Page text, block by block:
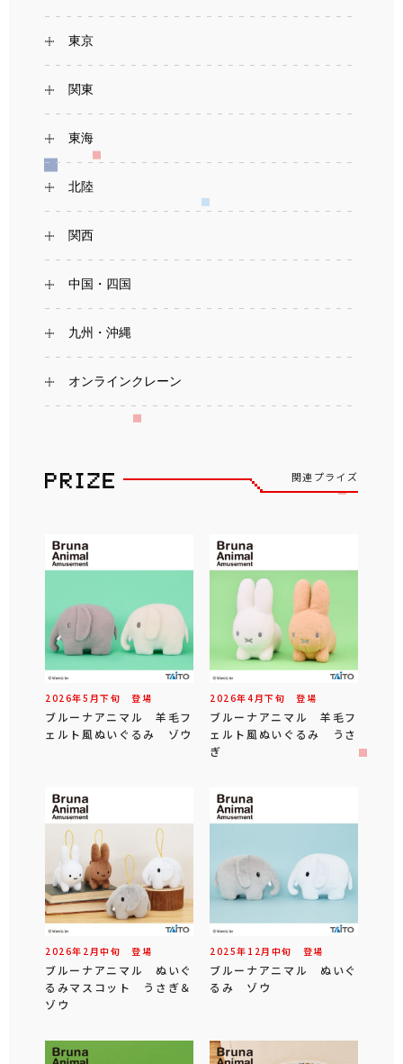
東京
関東
東海
北陸
関西
中国・四国
九州・沖縄
オンラインクレーン
関連プライズ
2026年5 月下旬 登場
ブルーナアニマル 羊毛フ
ェルト風ぬいぐるみ ゾウ
2026年4 月下旬 登場
ブルーナアニマル 羊毛フ
ェルト風ぬいぐるみ うさ
ぎ
2026年 2 月中旬 登場
ブルーナアニマル ぬいぐ
るみマスコット うさぎ＆
ゾウ
2025年 12 月 中旬 登場
ブルーナアニマル ぬいぐ
るみ ゾウ